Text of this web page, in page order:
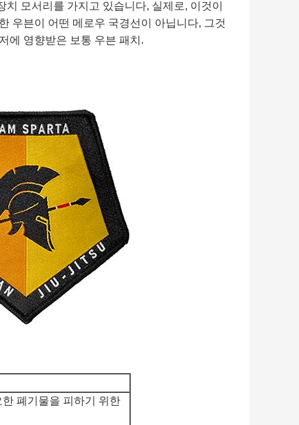
모서리를 가지고 있습니다, 실제로, 이것이
우븐이 어떤 메로우 국경선이 아닙니다, 그것
에 영향받은 보통 우븐 패치.
폐기물을 피하기 위한